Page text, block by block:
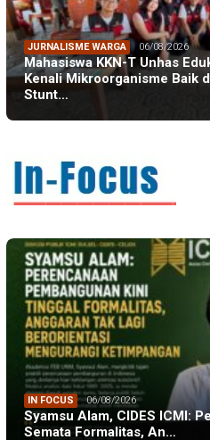
JURNALISME WARGA 06/08/2026
Mahasiswa KKN-T Unhas
Kenali Mikroorganisme Baik
Stunt…
IN FOCUS 06/08/2026
Syamsu Alam, CIDES ICMI:
Semata Formalitas, An…